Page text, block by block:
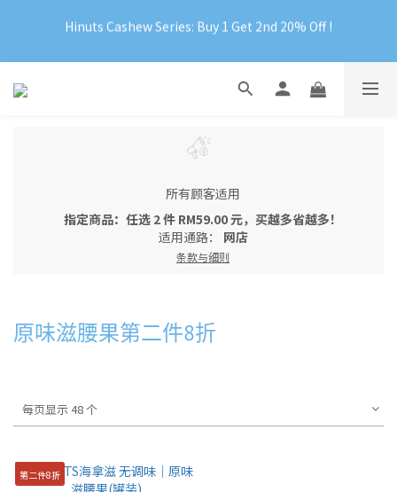
Official Website Exclusive: Free Shipping on Orders Over
Hinuts Cashew Series: Buy 1 Get 2nd 20% Off !
所有顾客适用
指定商品：任选 2 件 RM59.00 元，买越多省越多！
适用通路： 网店
条款与细则
原味滋腰果第二件8折
每页显示 48 个
第二件8折